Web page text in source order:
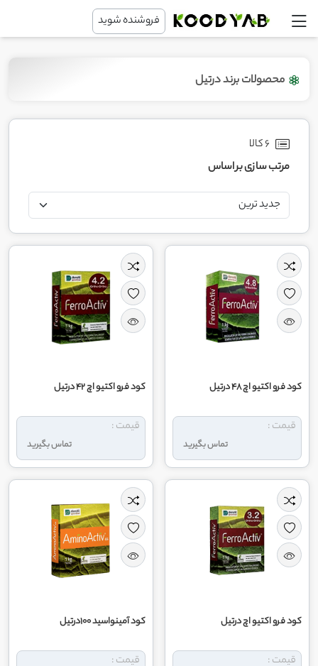
فروشنده شوید
محصولات برند درتیل
6 کالا
مرتب سازی بر اساس
کود فرو اکتیو اچ 48 درتیل
تماس بگیرید
قیمت :
کود فرو اکتیو اچ 42 درتیل
تماس بگیرید
قیمت :
کود فرو اکتیو اچ درتیل
قیمت :
کود آمینواسید 100درتیل
قیمت :